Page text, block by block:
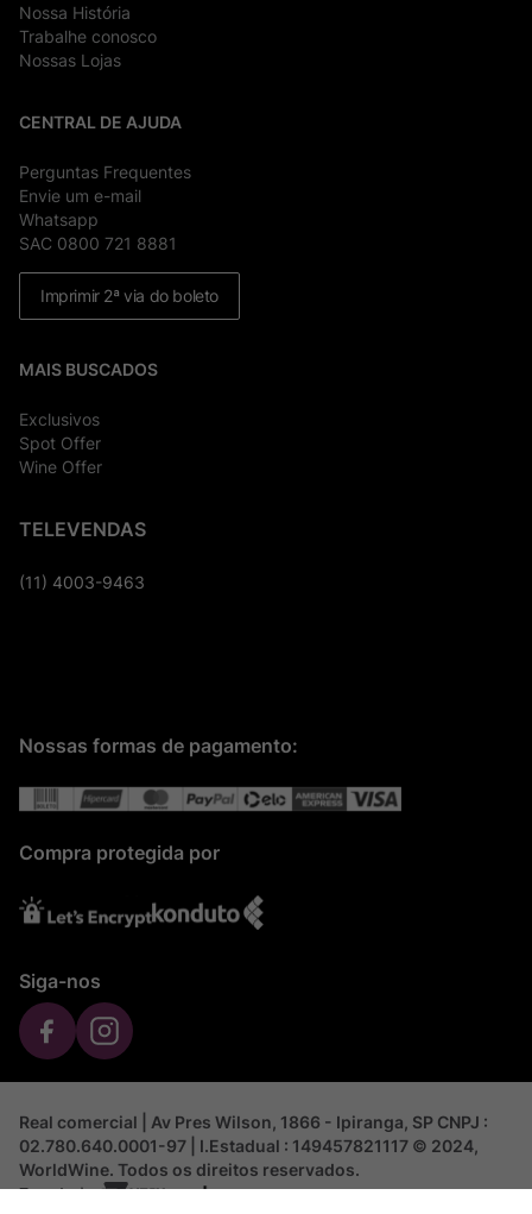
Nossa História
Trabalhe conosco
Nossas Lojas
CENTRAL DE AJUDA
Perguntas Frequentes
Envie um e-mail
Whatsapp
SAC 0800 721 8881
Imprimir 2ª via do boleto
MAIS BUSCADOS
Exclusivos
Spot Offer
Wine Offer
TELEVENDAS
(11) 4003-9463
Nossas formas de pagamento:
Compra protegida por
Siga-nos
Real comercial | Av Pres Wilson, 1866 - Ipiranga, SP CNPJ :
02.780.640.0001-97 | I.Estadual : 149457821117 © 2024,
WorldWine. Todos os direitos reservados.